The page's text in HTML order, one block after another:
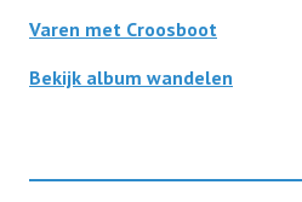
Varen met Croosboot
Bekijk album wandelen